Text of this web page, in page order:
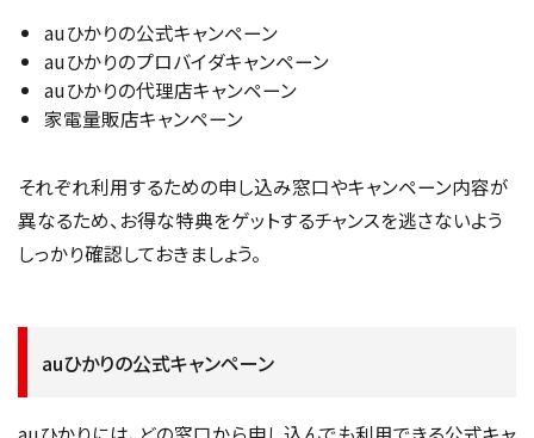
auひかりの公式キャンペーン
auひかりのプロバイダキャンペーン
auひかりの代理店キャンペーン
家電量販店キャンペーン
それぞれ利用するための申し込み窓口やキャンペーン内容が
異なるため、お得な特典をゲットするチャンスを逃さないよう
しっかり確認しておきましょう。
auひかりの公式キャンペーン